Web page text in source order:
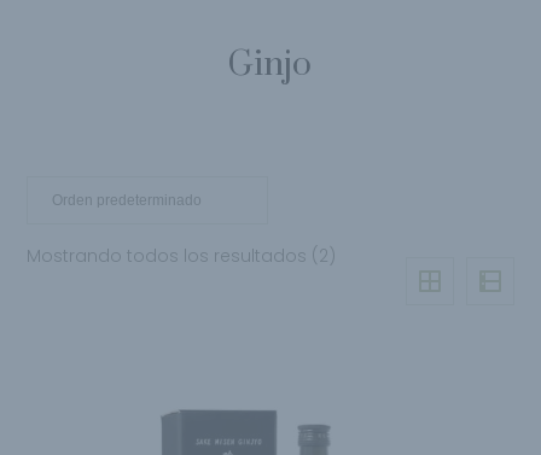
Ginjo
Mostrando todos los resultados (2)